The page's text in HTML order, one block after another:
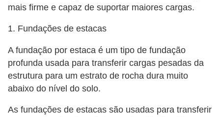
mais firme e capaz de suportar maiores cargas.
1. Fundações de estacas
A fundação por estaca é um tipo de fundação
profunda usada para transferir cargas pesadas da
estrutura para um estrato de rocha dura muito
abaixo do nível do solo.
As fundações de estacas são usadas para transferir